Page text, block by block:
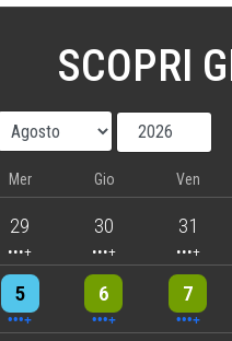
SCOPRI
Anno
Mer Gio Ven
29
5 events 30
5 events 31
5 events
5
7 events 6
6 events 7
5 events